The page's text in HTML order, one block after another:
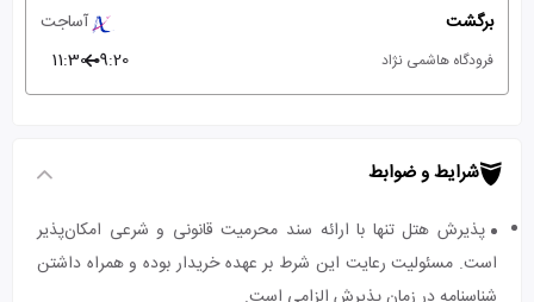
برگشت
آساجت
فرودگاه هاشمی نژاد 09:20
11:30
شرایط و ضوابط
پذیرش هتل تنها با ارائه سند محرمیت قانونی و شرعی امکان‌پذیر
است. مسئولیت رعایت این شرط بر عهده خریدار بوده و همراه داشتن